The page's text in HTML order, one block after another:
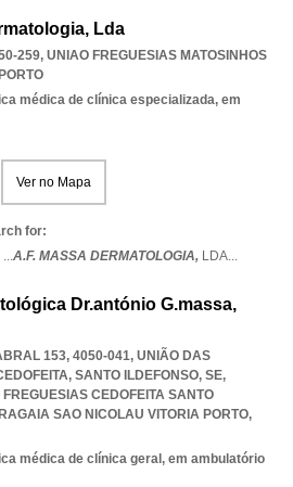
Lda
259, UNIAO FREGUESIAS MATOSINHOS
PORTO
médica de clínica especializada, em
Ver no Mapa
for:
A.F. MASSA DERMATOLOGIA, LDA...
Dr.antónio G.massa,
153, 4050-041, UNIÃO DAS
SANTO ILDEFONSO, SE,
CEDOFEITA SANTO
SAO NICOLAU VITORIA PORTO,
médica de clínica geral, em ambulatório